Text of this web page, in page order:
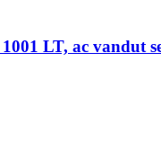
LT, ac vandut